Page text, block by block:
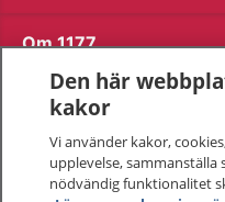
Om 1177
Kontakt
Behandling av
Den här
kakor
Vi använder kakor,
upplevelse,
nödvändig funktionalitet